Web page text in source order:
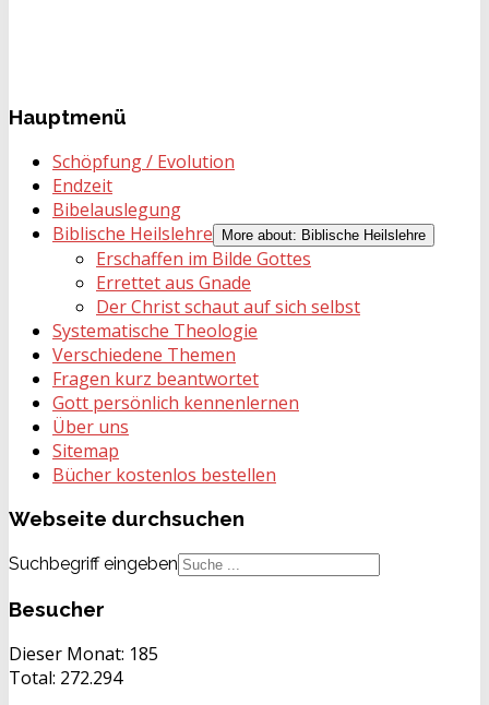
Hauptmenü
Schöpfung / Evolution
Endzeit
Bibelauslegung
Biblische Heilslehre
More about: Biblische Heilslehre
Erschaffen im Bilde Gottes
Errettet aus Gnade
Der Christ schaut auf sich selbst
Systematische Theologie
Verschiedene Themen
Fragen kurz beantwortet
Gott persönlich kennenlernen
Über uns
Sitemap
Bücher kostenlos bestellen
Webseite durchsuchen
Suchbegriff eingeben
Besucher
Dieser Monat: 185
Total: 272.294